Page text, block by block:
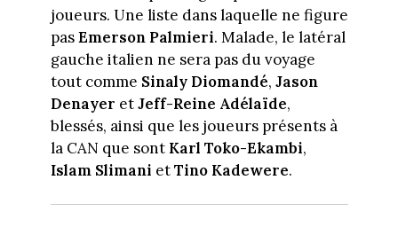
joueurs. Une liste dans laquelle ne figure
pasEmerson Palmieri. Malade, le latéral
gauche italien ne sera pas du voyage
tout comme Sinaly Diomandé, Jason
Denayer etJeff-Reine Adélaïde,
blessés, ainsi que les joueurs présents à
la CAN que sont Karl Toko-Ekambi,
Islam Slimani etTino Kadewere.